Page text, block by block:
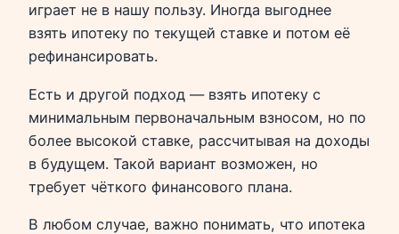
играет не в нашу пользу. Иногда выгоднее
взять ипотеку по текущей ставке и потом её
рефинансировать.
Есть и другой подход — взять ипотеку с
минимальным первоначальным взносом, но по
более высокой ставке, рассчитывая на доходы
в будущем. Такой вариант возможен, но
требует чёткого финансового плана.
В любом случае, важно понимать, что ипотека